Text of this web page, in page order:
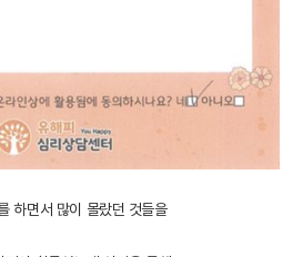
하면서 많이 몰랐던 것들을